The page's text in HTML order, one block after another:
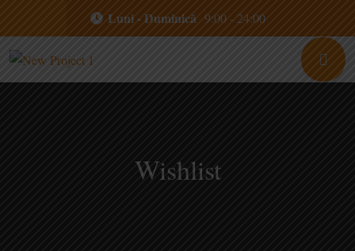
Luni - Duminică 9:00 - 24:00
Wishlist